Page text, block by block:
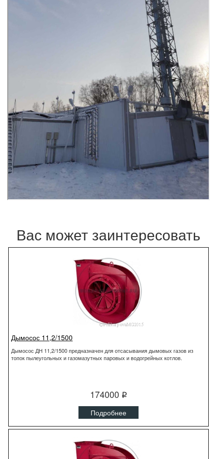
Вас может заинтересовать
Дымосос 11,2/1500
Дымосос ДН 11,2/1500 предназначен для отсасывания дымовых газов из
топок пылеугольных и газомазутных паровых и водогрейных котлов.
174000 q
Подробнее